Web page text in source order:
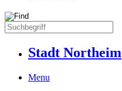
Stadt Northeim
Menu